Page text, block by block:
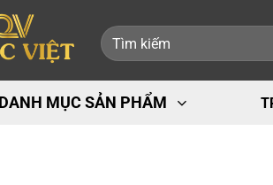
Tìm
kiếm:
DANH MỤC SẢN PHẨM